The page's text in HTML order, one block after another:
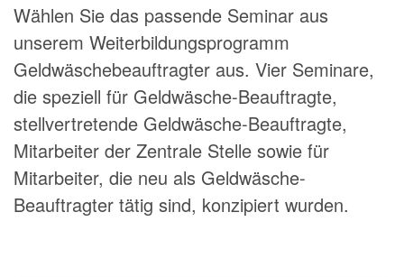
Wählen Sie das passende Seminar aus
unserem Weiterbildungsprogramm
Geldwäschebeauftragter aus. Vier Seminare,
die speziell für Geldwäsche-Beauftragte,
stellvertretende Geldwäsche-Beauftragte,
Mitarbeiter der Zentrale Stelle sowie für
Mitarbeiter, die neu als Geldwäsche-
Beauftragter tätig sind, konzipiert wurden.